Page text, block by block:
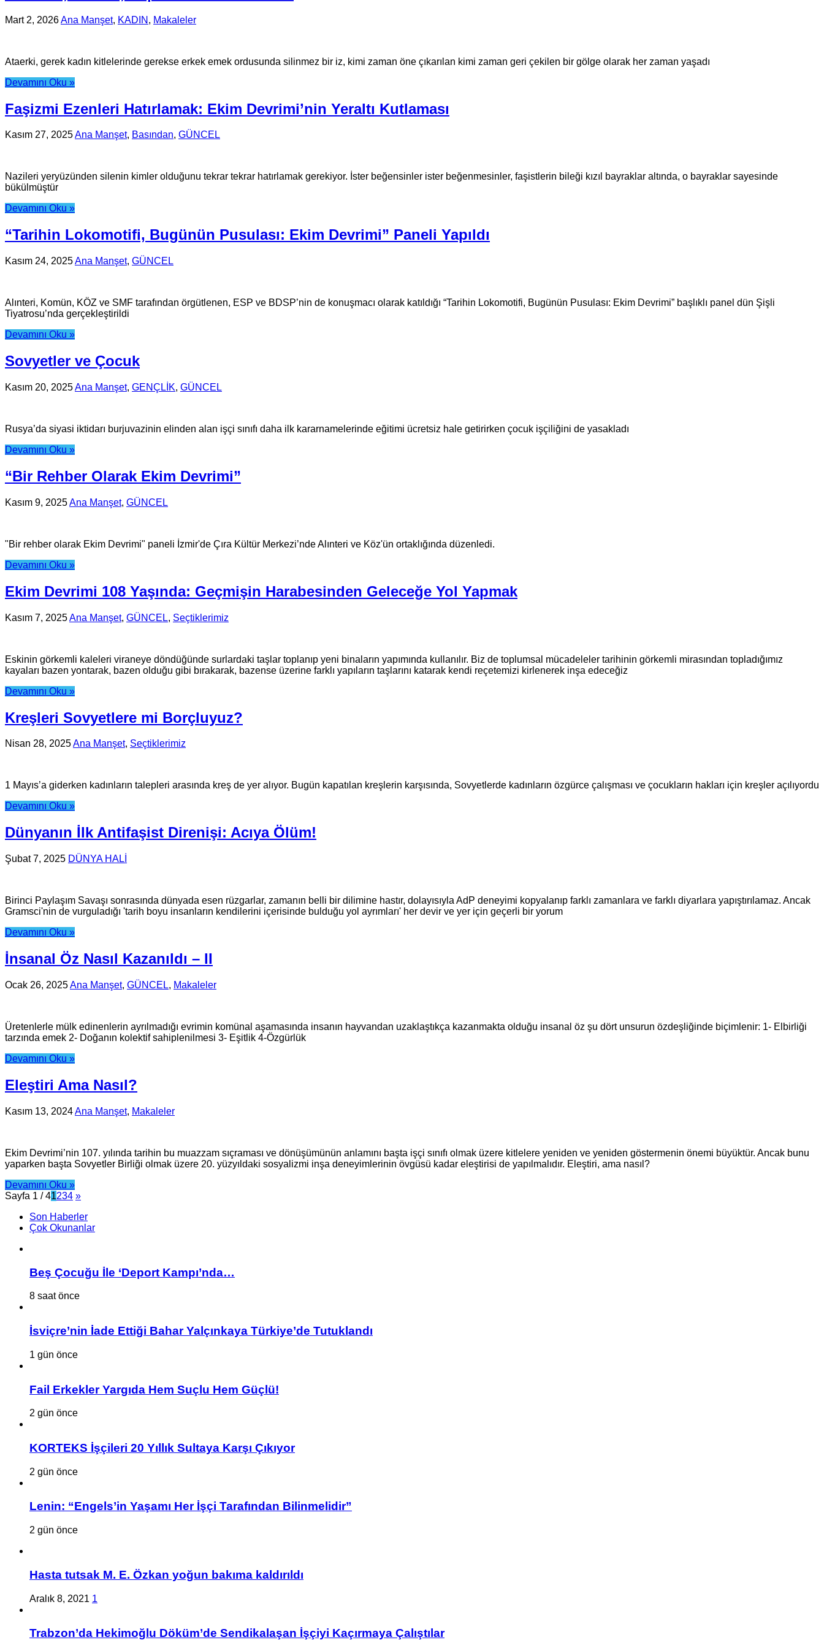
Mart 2, 2026Ana Manşet, KADIN , Makaleler
Ataerki, gerek kadın kitlelerinde gerekse erkek emek ordusunda silinmez bir iz, kimi zaman öne çıkarılan kimi zaman geri çekilen bir gölge olarak her zaman yaşadı
Devamını Oku »
Faşizmi Ezenleri Hatırlamak: Ekim Devrimi’nin Yeraltı Kutlaması
Kasım 27, 2025Ana Manşet, Basından, GÜNCEL
Nazileri yeryüzünden silenin kimler olduğunu tekrar tekrar hatırlamak gerekiyor. İster beğensinler ister beğenmesinler, faşistlerin bileği kızıl bayraklar altında, o bayraklar sayesinde
bükülmüştür
Devamını Oku »
“Tarihin Lokomotifi, Bugünün Pusulası: Ekim Devrimi” Paneli Yapıldı
Kasım 24, 2025Ana Manşet, GÜNCEL
Alınteri, Komün, KÖZ ve SMF tarafından örgütlenen, ESP ve BDSP’nin de konuşmacı olarak katıldığı “Tarihin Lokomotifi, Bugünün Pusulası: Ekim Devrimi” başlıklı panel dün Şişli
Tiyatrosu’nda gerçekleştirildi
Devamını Oku »
Sovyetler ve Çocuk
Kasım 20, 2025Ana Manşet, GENÇLİK, GÜNCEL
Rusya’da siyasi iktidarı burjuvazinin elinden alan işçi sınıfı daha ilk kararnamelerinde eğitimi ücretsiz hale getirirken çocuk işçiliğini de yasakladı
Devamını Oku »
“Bir Rehber Olarak Ekim Devrimi”
Kasım 9, 2025Ana Manşet, GÜNCEL
"Bir rehber olarak Ekim Devrimi" paneli İzmir'de Çıra Kültür Merkezi’nde Alınteri ve Köz'ün ortaklığında düzenledi.
Devamını Oku »
Ekim Devrimi 108 Yaşında: Geçmişin Harabesinden Geleceğe Yol Yapmak
Kasım 7, 2025Ana Manşet, GÜNCEL, Seçtiklerimiz
Eskinin görkemli kaleleri viraneye döndüğünde surlardaki taşlar toplanıp yeni binaların yapımında kullanılır. Biz de toplumsal mücadeleler tarihinin görkemli mirasından topladığımız
kayaları bazen yontarak, bazen olduğu gibi bırakarak, bazense üzerine farklı yapıların taşlarını katarak kendi reçetemizi kirlenerek inşa edeceğiz
Devamını Oku »
Kreşleri Sovyetlere mi Borçluyuz?
Nisan 28, 2025Ana Manşet, Seçtiklerimiz
1 Mayıs’a giderken kadınların talepleri arasında kreş de yer alıyor. Bugün kapatılan kreşlerin karşısında, Sovyetlerde kadınların özgürce çalışması ve çocukların hakları için kreşler açılıyordu
Devamını Oku »
Dünyanın İlk Antifaşist Direnişi: Acıya Ölüm!
Şubat 7, 2025 DÜNYA HALİ
Birinci Paylaşım Savaşı sonrasında dünyada esen rüzgarlar, zamanın belli bir dilimine hastır, dolayısıyla AdP deneyimi kopyalanıp farklı zamanlara ve farklı diyarlara yapıştırılamaz. Ancak
Gramsci'nin de vurguladığı 'tarih boyu insanların kendilerini içerisinde bulduğu yol ayrımları' her devir ve yer için geçerli bir yorum
Devamını Oku »
İnsanal Öz Nasıl Kazanıldı – II
Ocak 26, 2025Ana Manşet, GÜNCEL, Makaleler
Üretenlerle mülk edinenlerin ayrılmadığı evrimin komünal aşamasında insanın hayvandan uzaklaştıkça kazanmakta olduğu insanal öz şu dört unsurun özdeşliğinde biçimlenir: 1- Elbirliği
tarzında emek 2- Doğanın kolektif sahiplenilmesi 3- Eşitlik 4-Özgürlük
Devamını Oku »
Eleştiri Ama Nasıl?
Kasım 13, 2024Ana Manşet, Makaleler
Ekim Devrimi’nin 107. yılında tarihin bu muazzam sıçraması ve dönüşümünün anlamını başta işçi sınıfı olmak üzere kitlelere yeniden ve yeniden göstermenin önemi büyüktür. Ancak bunu
yaparken başta Sovyetler Birliği olmak üzere 20. yüzyıldaki sosyalizmi inşa deneyimlerinin övgüsü kadar eleştirisi de yapılmalıdır. Eleştiri, ama nasıl?
Devamını Oku »
Sayfa 1 / 41234 »
Son Haberler
Çok Okunanlar
Beş Çocuğu İle ‘Deport Kampı’nda…
8 saat önce
İsviçre’nin İade Ettiği Bahar Yalçınkaya Türkiye’de Tutuklandı
1 gün önce
Fail Erkekler Yargıda Hem Suçlu Hem Güçlü!
2 gün önce
KORTEKS İşçileri 20 Yıllık Sultaya Karşı Çıkıyor
2 gün önce
Lenin: “Engels’in Yaşamı Her İşçi Tarafından Bilinmelidir”
2 gün önce
Hasta tutsak M. E. Özkan yoğun bakıma kaldırıldı
Aralık 8, 2021 1
Trabzon’da Hekimoğlu Döküm’de Sendikalaşan İşçiyi Kaçırmaya Çalıştılar